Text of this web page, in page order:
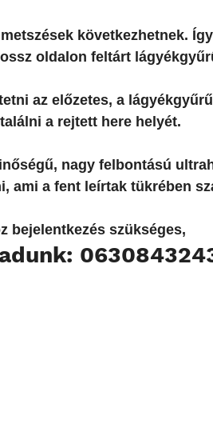
következhetnek.
oldalon feltárt
az előzetes, a
a rejtett here helyét.
nagy felbontású
ami a fent leírtak tükrében
bejelentkezés szükséges,